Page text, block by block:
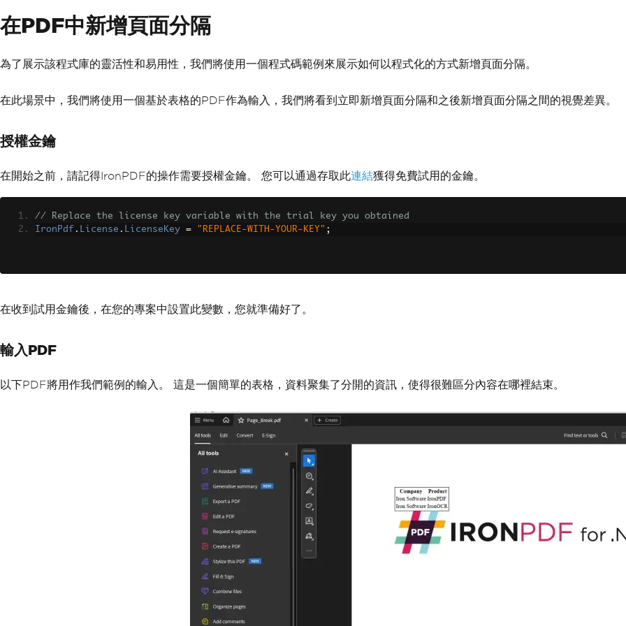
在PDF中新增頁面分隔
為了展示該程式庫的靈活性和易用性，我們將使用一個程式碼範例來展示如何以程式化的方式新增頁面分隔。
在此場景中，我們將使用一個基於表格的PDF作為輸入，我們將看到立即新增頁面分隔和之後新增頁面分隔之間的視覺差異。
授權金鑰
在開始之前，請記得IronPDF的操作需要授權金鑰。 您可以通過存取此連結獲得免費試用的金鑰。
// Replace the license key variable with the trial key you obtained
IronPdf . License . LicenseKey = "REPLACE-WITH-YOUR-KEY" ;
在收到試用金鑰後，在您的專案中設置此變數，您就準備好了。
輸入PDF
以下PDF將用作我們範例的輸入。 這是一個簡單的表格，資料聚集了分開的資訊，使得很難區分內容在哪裡結束。